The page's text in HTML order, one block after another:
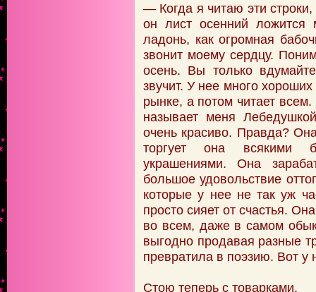
— Когда я читаю эти
он лист осенний
ладонь, как огромная
звонит моему сердцу.
осень. Вы только
звучит. У нее много
рынке, а потом читает
называет меня
очень красиво. Правда?
торгует она всякими
украшениями. Она
большое удовольствие
которые у нее не так уж
просто сияет от счастья.
во всем, даже в самом
выгодно продавая разные
превратила в поэзию. Вот у
Стою теперь с товарками,